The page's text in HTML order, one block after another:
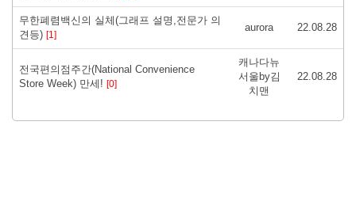
무한폐렴백신의 실체(그래프 설명,전문가 의
견등) [1]
aurora 22.08.28
전국편의점주간(National Convenience
Store Week) 만세! [0]
캐나다뉴
서울by김
치맨
22.08.28